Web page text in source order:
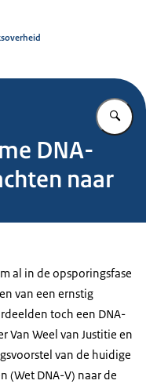
DNA-
naar
al in de opsporingsfase
van een ernstig
toch een DNA-
Weel van Justitie en
van de huidige
(Wet DNA-V) naar de